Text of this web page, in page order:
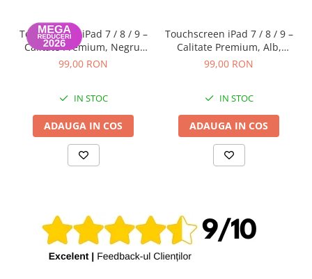
iPhone 12 mini
iPhone 11 Pro Max
iPhone XS Max
iPhone XS
iPhone 8
iPhone 7 Plus
Touchscreen iPad 7 / 8 / 9 –
Calitate Premium, Negru,
Garanție 12 luni
99,00 RON
IN STOC
ADAUGA IN COS
Touchscreen iPad 7 / 8 / 9 –
Calitate Premium, Alb,
Garanție 12 luni
99,00 RON
IN STOC
ADAUGA IN COS